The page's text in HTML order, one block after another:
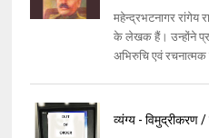
​महेन्द्रभटनागर रांगेय
के लेखक हैं। उन्होंने
अभिरुचि एवं
व्यंग्य - विमुद्रीकरण